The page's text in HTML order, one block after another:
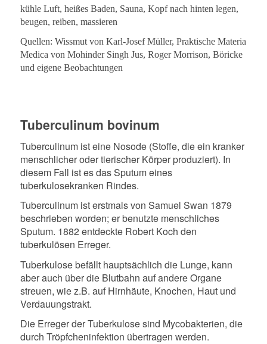
kühle Luft, heißes Baden, Sauna, Kopf nach hinten legen,
beugen, reiben, massieren
Quellen: Wissmut von Karl-Josef Müller, Praktische Materia
Medica von Mohinder Singh Jus, Roger Morrison, Böricke
und eigene Beobachtungen
Tuberculinum bovinum
Tuberculinum ist eine Nosode (Stoffe, die ein kranker
menschlicher oder tierischer Körper produziert). In
diesem Fall ist es das Sputum eines
tuberkulosekranken Rindes.
Tuberculinum ist erstmals von Samuel Swan 1879
beschrieben worden; er benutzte menschliches
Sputum. 1882 entdeckte Robert Koch den
tuberkulösen Erreger.
Tuberkulose befällt hauptsächlich die Lunge, kann
aber auch über die Blutbahn auf andere Organe
streuen, wie z.B. auf Hirnhäute, Knochen, Haut und
Verdauungstrakt.
Die Erreger der Tuberkulose sind Mycobakterien, die
durch Tröpfcheninfektion übertragen werden.